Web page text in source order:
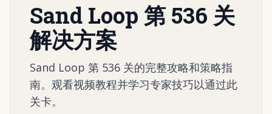
Sand Loop 第 536 关
解决方案
Sand Loop 第 536 关的完整攻略和策略指
南。观看视频教程并学习专家技巧以通过此
关卡。